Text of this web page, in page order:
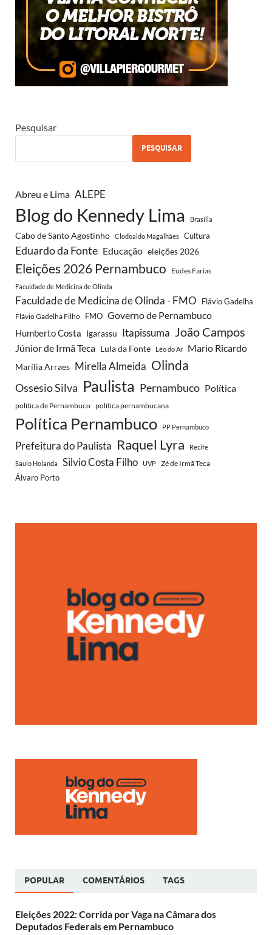
Pesquisar
PESQUISAR
Abreu e Lima ALEPE
Blog do Kennedy Lima Brasília
Cabo de Santo Agostinho Clodoaldo Magalhães Cultura
Eduardo da Fonte Educação eleições 2026
Eleições 2026 Pernambuco Eudes Farias
Faculdade de Medicina de Olinda
Faculdade de Medicina de Olinda - FMO Flávio Gadelha
Flávio Gadelha Filho FMO Governo de Pernambuco
Humberto Costa Igarassu Itapissuma João Campos
Júnior de Irmã Teca Lula da Fonte Léo do Ar Mario Ricardo
Marília Arraes Mirella Almeida Olinda
Ossesio Silva Paulista Pernambuco Política
política de Pernambuco política pernambucana
Política Pernambuco PP Pernambuco
Prefeitura do Paulista Raquel Lyra Recife
Saulo Holanda Silvio Costa Filho UVP Zé de Irmã Teca
Álvaro Porto
POPULAR COMENTÁRIOS TAGS
Eleições 2022: Corrida por Vaga na Câmara dos
Deputados Federais em Pernambuco